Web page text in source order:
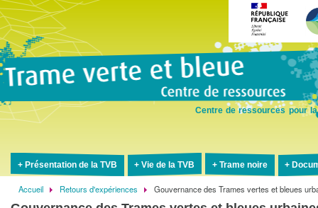
Centre de ressources pour
Présentation de la TVB Vie de la TVB Trame noire
Fil
Accueil Retours d'expériences Gouvernance des Trames vertes et bleues